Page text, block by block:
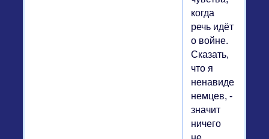
когда
речь идёт
о войне.
Сказать,
что я
ненавидела
немцев, -
значит
ничего